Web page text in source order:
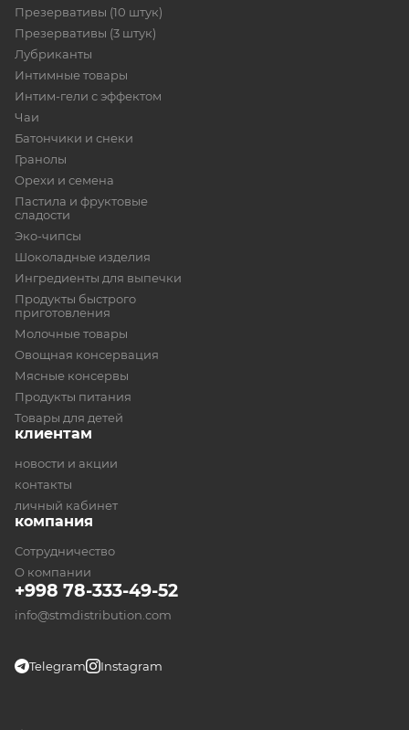
+998 78-333-49-52
info@stmdistribution.com
Telegram Instagram
Презервативы (10 штук)
Презервативы (3 штук)
Лубриканты
Интимные товары
Интим-гели с эффектом
Чаи
Батончики и снеки
Гранолы
Орехи и семена
Пастила и фруктовые
сладости
Эко-чипсы
Шоколадные изделия
Ингредиенты для выпечки
Продукты быстрого
приготовления
Молочные товары
Овощная консервация
Мясные консервы
Продукты питания
Товары для детей
клиентам
новости и акции
контакты
личный кабинет
компания
Сотрудничество
О компании